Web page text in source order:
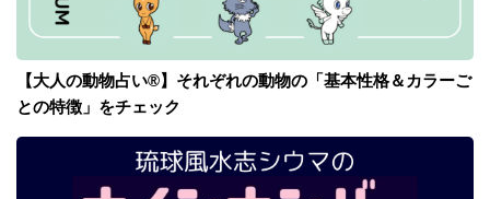
【大人の動物占い®】それぞれの動物の「基本性格＆カラーご
との特徴」をチェック